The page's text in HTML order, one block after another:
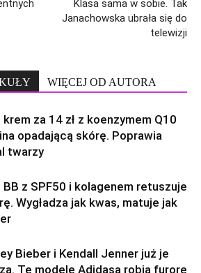
Klasa sama w sobie. Tak
Janachowska ubrała się do
telewizji
WIĘCEJ OD AUTORA
krem za 14 zł z koenzymem Q10
opadającą skórę. Poprawia
twarzy
BB z SPF50 i kolagenem retuszuje
Wygładza jak kwas, matuje jak
Bieber i Kendall Jenner już je
Te modele Adidasa robią furorę